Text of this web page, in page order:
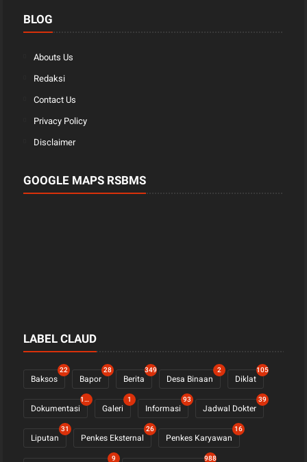
BLOG
Abouts Us
Redaksi
Contact Us
Privacy Policy
Disclaimer
GOOGLE MAPS RSBMS
LABEL CLAUD
Baksos
22
Bapor
28
Berita
349
Desa Binaan
2
Diklat
105
Dokumentasi
1123
Galeri
1
Informasi
93
Jadwal Dokter
39
Liputan
31
Penkes Eksternal
26
Penkes Karyawan
16
9 988